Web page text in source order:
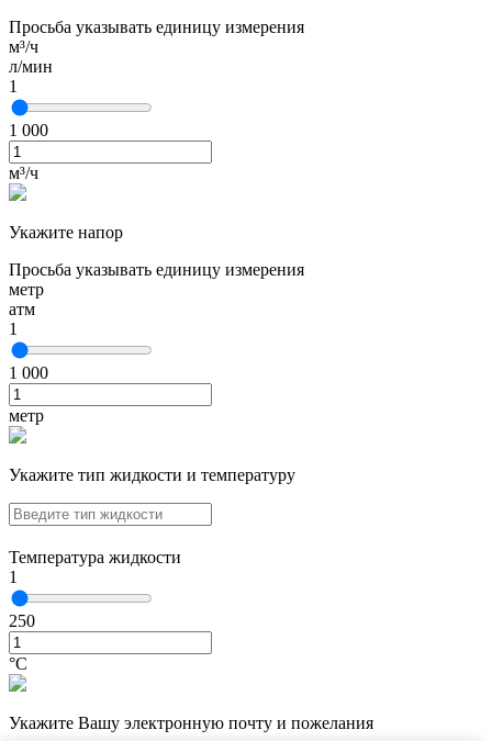
Просьба указывать единицу измерения
м³/ч
л/мин
1
1 000
м³/ч
Укажите напор
Просьба указывать единицу измерения
метр
атм
1
1 000
метр
Укажите тип жидкости и температуру
Температура жидкости
1
250
°С
Укажите Вашу электронную почту и пожелания